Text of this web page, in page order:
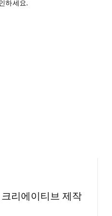
하세요.
리에이티브 제작